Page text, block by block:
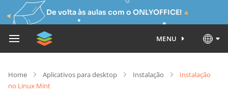
De volta às aulas com o ONLYOFFICE!
MENU
Home Aplicativos para desktop Instalação
Instalação
no Linux Mint